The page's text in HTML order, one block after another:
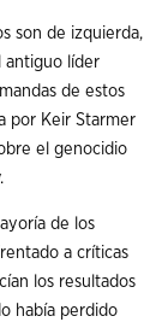
son de izquierda,
antiguo líder
de estos
por Keir Starmer
el genocidio
de los
a críticas
los resultados
había perdido